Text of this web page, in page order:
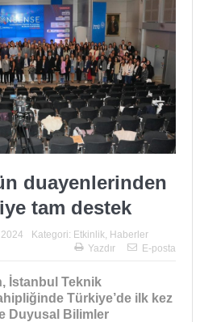
duayenlerinden
tam destek
Kategori: Etkinlik, Haberler
Yazdır
E-posta
İstanbul Teknik
Türkiye’de ilk kez
Duyusal Bilimler